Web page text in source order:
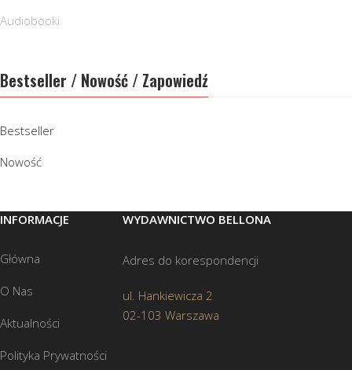
Audiobooki
Bestseller / Nowość / Zapowiedź
Bestseller
Nowość
INFORMACJE
Główna
O Nas
Aktualności
Polityka Prywatności
WYDAWNICTWO BELLONA
Adres do korespondencji
ul. Hankiewicza 2
02-103 Warszawa